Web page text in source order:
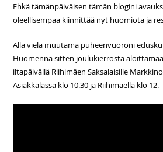
Ehkä tämänpäiväisen tämän blogini
oleellisempaa kiinnittää nyt huomiota ja
Alla vielä muutama puheenvuoroni
Huomenna sitten joulukierrosta
iltapäivällä Riihimäen Saksalaisille
Asiakkalassa klo 10.30 ja Riihimäellä klo 12.